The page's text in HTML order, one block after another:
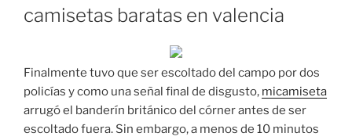
camisetas baratas en valencia
Finalmente tuvo que ser escoltado del campo por dos
policías y como una señal final de disgusto, micamiseta
arrugó el banderín británico del córner antes de ser
escoltado fuera. Sin embargo, a menos de 10 minutos